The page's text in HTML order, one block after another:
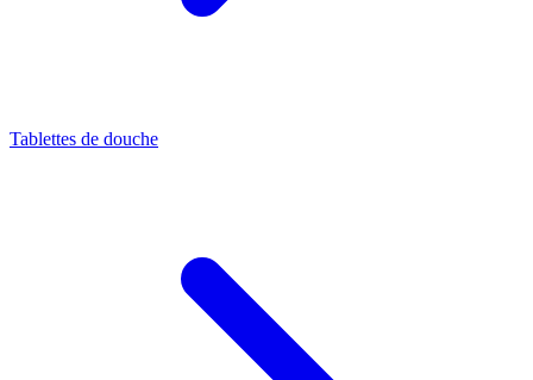
Tablettes de douche